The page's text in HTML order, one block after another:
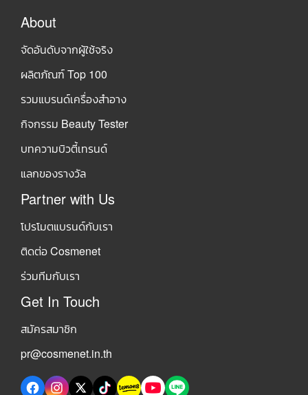
About
จัดอันดับจากผู้ใช้จริง
ผลิตภัณฑ์ Top 100
รวมแบรนด์เครื่องสำอาง
กิจกรรม Beauty Tester
บทความบิวตี้เทรนด์
แลกของรางวัล
Partner with Us
โปรโมตแบรนด์กับเรา
ติดต่อ Cosmenet
ร่วมทีมกับเรา
Get In Touch
สมัครสมาชิก
pr@cosmenet.in.th